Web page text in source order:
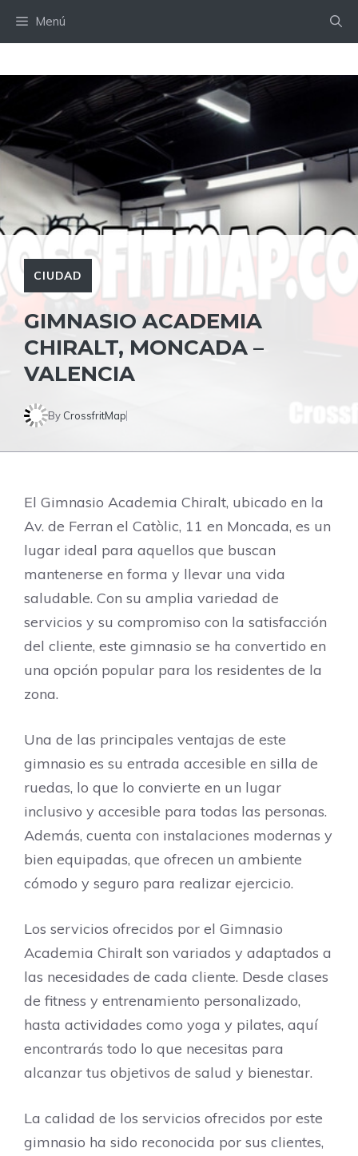
Menú
CIUDAD
GIMNASIO ACADEMIA
CHIRALT, MONCADA –
VALENCIA
By CrossfritMap
El Gimnasio Academia Chiralt, ubicado en la
Av. de Ferran el Catòlic, 11 en Moncada, es un
lugar ideal para aquellos que buscan
mantenerse en forma y llevar una vida
saludable. Con su amplia variedad de
servicios y su compromiso con la satisfacción
del cliente, este gimnasio se ha convertido en
una opción popular para los residentes de la
zona.
Una de las principales ventajas de este
gimnasio es su entrada accesible en silla de
ruedas, lo que lo convierte en un lugar
inclusivo y accesible para todas las personas.
Además, cuenta con instalaciones modernas y
bien equipadas, que ofrecen un ambiente
cómodo y seguro para realizar ejercicio.
Los servicios ofrecidos por el Gimnasio
Academia Chiralt son variados y adaptados a
las necesidades de cada cliente. Desde clases
de fitness y entrenamiento personalizado,
hasta actividades como yoga y pilates, aquí
encontrarás todo lo que necesitas para
alcanzar tus objetivos de salud y bienestar.
La calidad de los servicios ofrecidos por este
gimnasio ha sido reconocida por sus clientes,